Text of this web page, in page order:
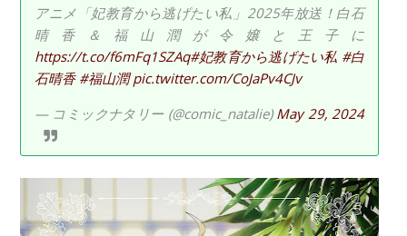
アニメ「妃教育から逃げたい私」2025年放送！白石
晴香＆福山潤が令嬢と王子に
https://t.co/f6mFq1SZAq#妃教育から逃げたい私 #白
石晴香 #福山潤 pic.twitter.com/CoJaPv4CJv
— コミックナタリー (@comic_natalie)May 29, 2024